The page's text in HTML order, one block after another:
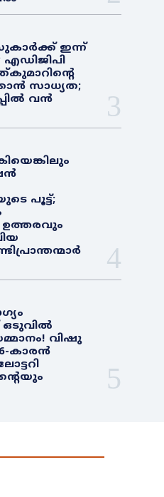
ഇന്ന്
സാധ്യത;
വൻ
പൂട്ട്;
ഉത്തരവും
വിഷു
കാരൻ